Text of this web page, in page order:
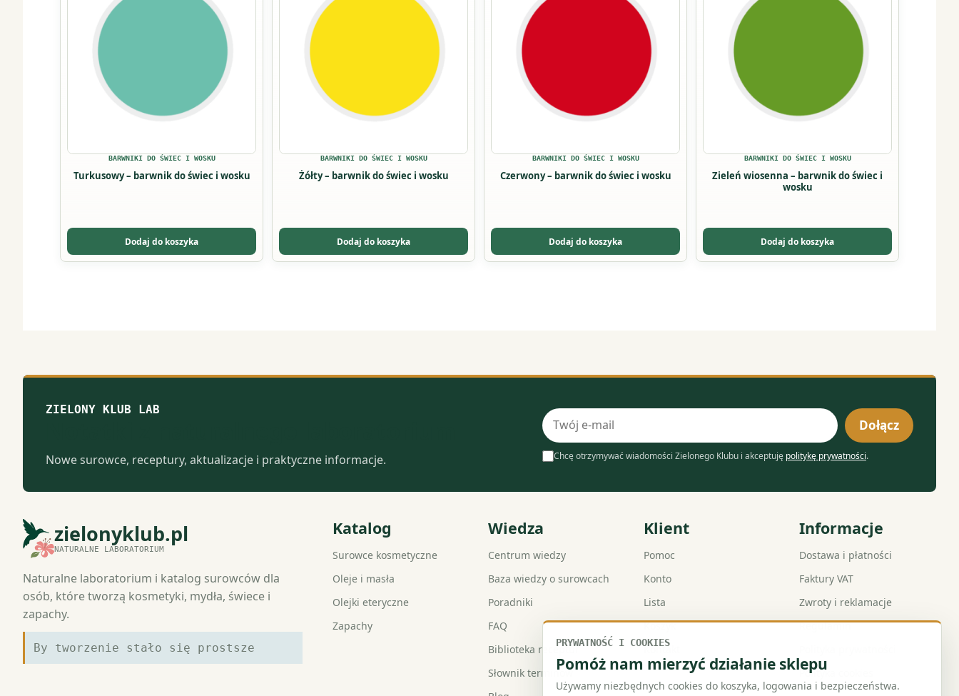
BARWNIKI DO ŚWIEC I WOSKU
Turkusowy – barwnik do świec i wosku
Dodaj do koszyka
BARWNIKI DO ŚWIEC I WOSKU
Żółty – barwnik do świec i wosku
Dodaj do koszyka
wariantów.
BARWNIKI DO ŚWIEC I WOSKU
Czerwony – barwnik do świec i wosku
Dodaj do koszyka
BARWNIKI DO ŚWIEC I WOSKU
Zieleń wiosenna – barwnik do świec i
wosku
Dodaj do koszyka
ZIELONY KLUB LAB
Nowe surowce, receptury, aktualizacje i praktyczne informacje.
Adres
e-
mail
Dołącz
Chcę otrzymywać wiadomości Zielonego Klubu i akceptuję politykę prywatności.
zielonyklub.pl
NATURALNE LABORATORIUM
Naturalne laboratorium i katalog surowców dla
osób, które tworzą kosmetyki, mydła, świece i
zapachy.
By tworzenie stało się prostsze
Katalog
Surowce kosmetyczne
Oleje i masła
Olejki eteryczne
Zapachy
Wiedza
Centrum wiedzy
Baza wiedzy o surowcach
Poradniki
FAQ
Biblioteka receptur
Słownik terminów
Klient
Pomoc
Konto
Lista
Koszyk
Kontakt
Informacje
Dostawa i płatności
Faktury VAT
Zwroty i reklamacje
Regulamin
Polityka cookies
PRYWATNOŚĆ I COOKIES
Pomóż nam mierzyć działanie sklepu
Używamy niezbędnych cookies do koszyka, logowania i bezpieczeństwa.